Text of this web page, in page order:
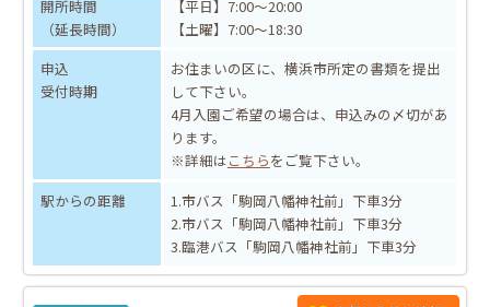
開所時間
（延長時間）
【平日】7:00～20:00
【土曜】7:00～18:30
申込
受付時期
お住まいの区に、横浜市所定の書類を提出
して下さい。
4月入園ご希望の場合は、申込みの〆切があ
ります。
※詳細はこちらをご覧下さい。
駅からの距離
1.市バス「駒岡八幡神社前」下車3分
2.市バス「駒岡八幡神社前」下車3分
3.臨港バス「駒岡八幡神社前」下車3分